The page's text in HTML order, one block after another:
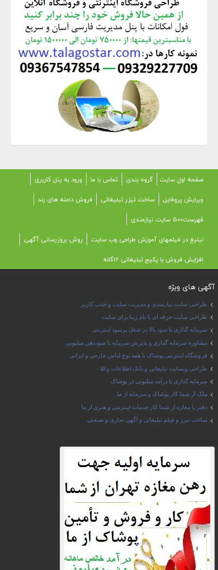
صفحه اول سایت گروه بندی تماس با ما
ورود به پنل کاربری
ویرایش پروفایل
ساخت تیزر تبلیغاتی
فروش دامنه های رند
فهرست500 سایت نیازمندی
تبلیغ در فیلمهای آموزش طراحی وب سایت
روش بروزرسانی آگهی
افزایش فروش با پکیج تبلیغاتی 12گانه
آگهی های ویژه
طراحی سایت نیازمندی و مدیریت سایت و جذب کاربر
طراحی سایت حرفه ای با نام زیبا برای سایت
سرمایه گذاری با سود بالا در شغل پرسود اینترنتی
مشاوره سرمایه گذاری و پذیرش سرمایه با سوددهی میلیونی
فروشگاه اینترنتی پوشاک با همه نوع لباس خارجی و ایرانی
طراحی وبسایت تبلیغاتی و بانک اطلاعات وکلا
سرمایه گذاری با درآمد میلیونی در پوشاک
ملک از شما کار پوشاک و سرمایه از ما
دفتر یا مغازه از شما کار خدمات اینترنتی و هنری از ما
ساخت تیزر و فیلم تبلیغاتی و آگهی تجاری و صنعتی